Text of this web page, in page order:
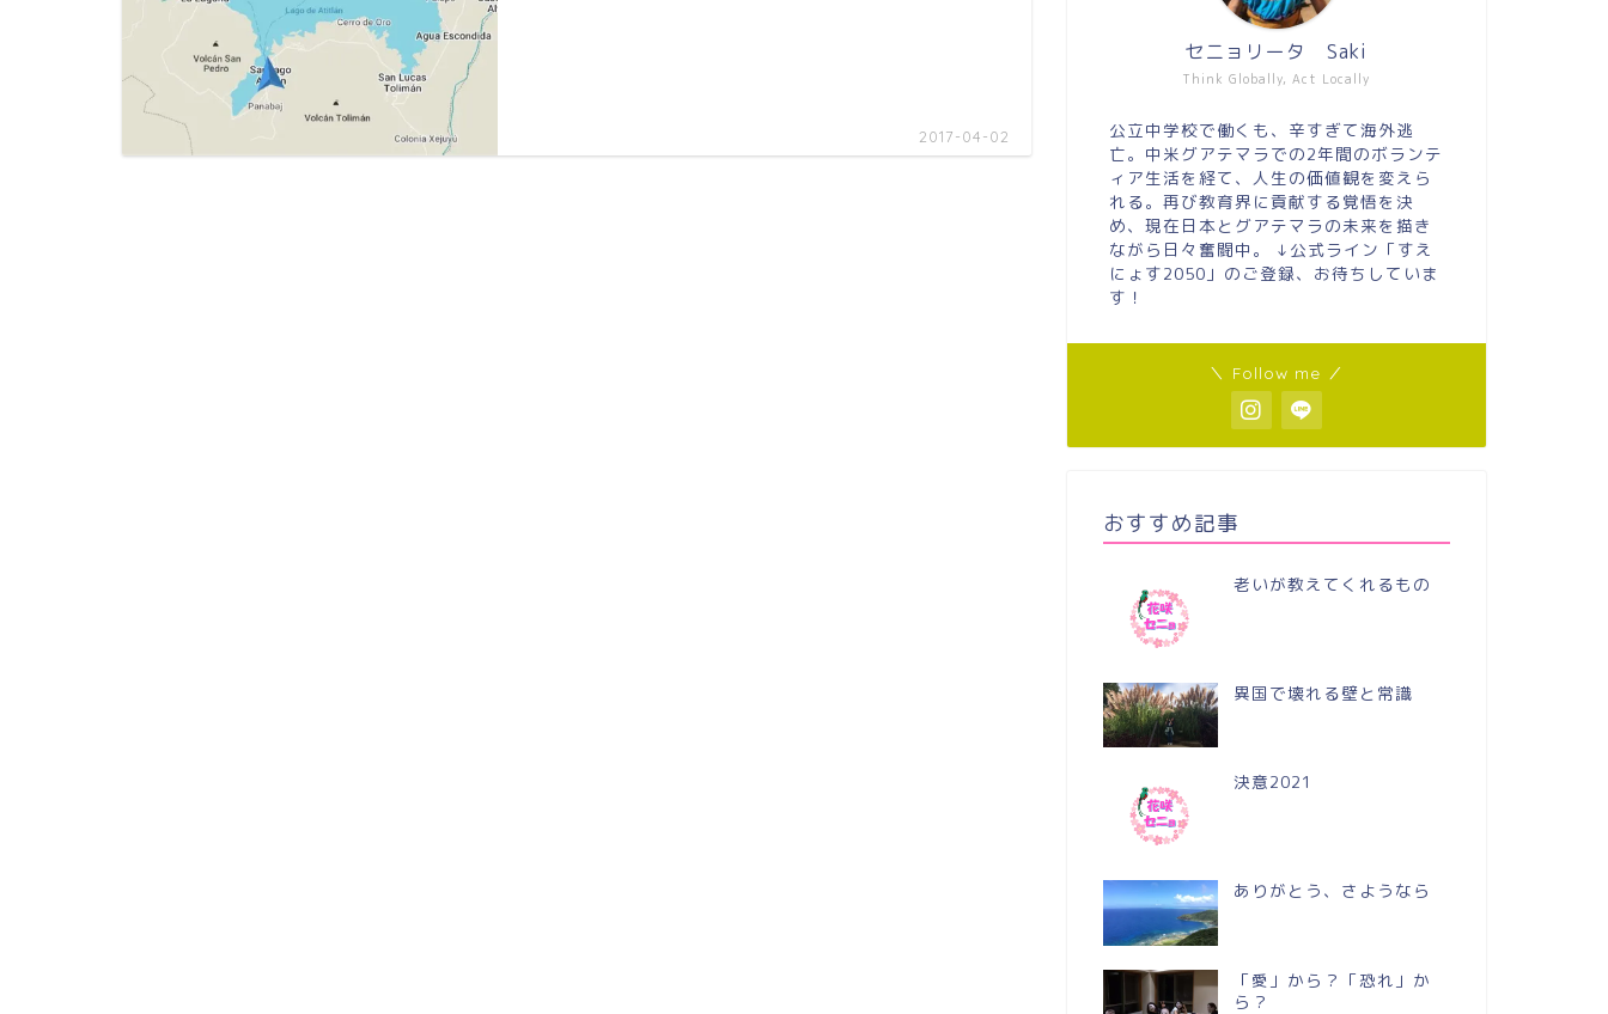
2017-04-02
Think Globally, Act Locally
セニョリータ Saki
公立中学校で働くも、辛すぎて海外逃
亡。中米グアテマラでの2年間のボランテ
ィア生活を経て、人生の価値観を変えら
れる。再び教育界に貢献する覚悟を決
め、現在日本とグアテマラの未来を描き
ながら日々奮闘中。 ↓公式ライン「すえ
にょす2050」のご登録、お待ちしていま
す！
＼ Follow me ／
おすすめ記事
老いが教えてくれるもの
異国で壊れる壁と常識
決意2021
ありがとう、さようなら
「愛」から？「恐れ」か
ら？